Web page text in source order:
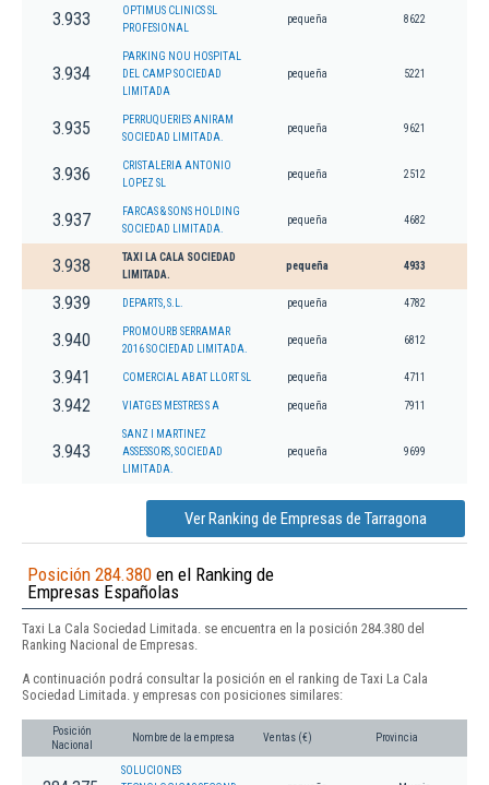
3.933
OPTIMUS CLINICS SL
PROFESIONAL
pequeña 8622
3.934
PARKING NOU HOSPITAL
DEL CAMP SOCIEDAD
LIMITADA
pequeña 5221
3.935
PERRUQUERIES ANIRAM
SOCIEDAD LIMITADA.
pequeña 9621
3.936
CRISTALERIA ANTONIO
LOPEZ SL
pequeña 2512
3.937
FARCAS & SONS HOLDING
SOCIEDAD LIMITADA.
pequeña 4682
3.938
TAXI LA CALA SOCIEDAD
LIMITADA.
pequeña 4933
3.939 DEPARTS, S.L. pequeña 4782
3.940
PROMOURB SERRAMAR
2016 SOCIEDAD LIMITADA.
pequeña 6812
3.941 COMERCIAL ABAT LLORT SL pequeña 4711
3.942 VIATGES MESTRES S A pequeña 7911
3.943
SANZ I MARTINEZ
ASSESSORS, SOCIEDAD
LIMITADA.
pequeña 9699
Ver Ranking de Empresas de Tarragona
Posición 284.380 en el Ranking de
Empresas Españolas
Taxi La Cala Sociedad Limitada. se encuentra en la posición 284.380 del
Ranking Nacional de Empresas.
A continuación podrá consultar la posición en el ranking de Taxi La Cala
Sociedad Limitada. y empresas con posiciones similares:
Posición
Nacional
Nombre de la empresa Ventas (€) Provincia
SOLUCIONES